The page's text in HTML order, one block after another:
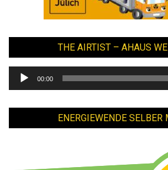
THE AIRTIST – AHAUS
Audio-
Player
00:00
ENERGIEWENDE SELBER